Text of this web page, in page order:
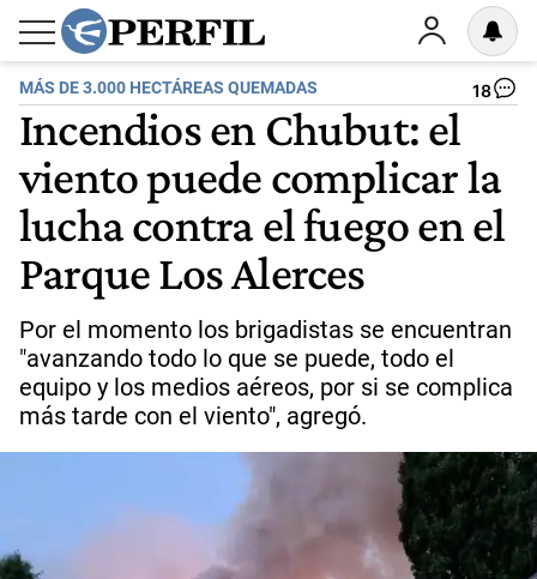
MÁS DE 3.000 HECTÁREAS QUEMADAS 18
Incendios en Chubut: el
viento puede complicar la
lucha contra el fuego en el
Parque Los Alerces
Por el momento los brigadistas se encuentran
"avanzando todo lo que se puede, todo el
equipo y los medios aéreos, por si se complica
más tarde con el viento", agregó.